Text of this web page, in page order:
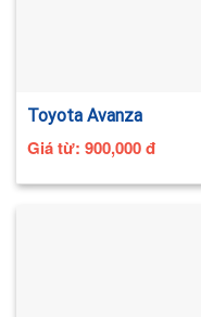
Toyota Avanza
Giá từ: 900,000đ